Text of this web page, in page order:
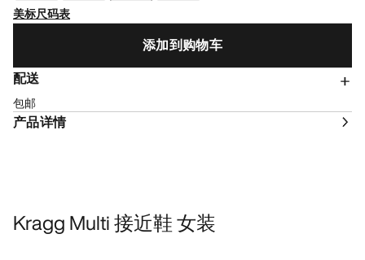
美标尺码表
添加到购物车
配送
包邮
产品详情
Kragg Multi 接近鞋 女装